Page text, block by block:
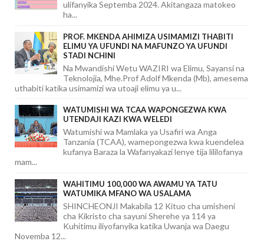
ulifanyika Septemba 2024. Akitangaza matokeo
ha...
PROF. MKENDA AHIMIZA USIMAMIZI THABITI
ELIMU YA UFUNDI NA MAFUNZO YA UFUNDI
STADI NCHINI
Na Mwandishi Wetu WAZIRI wa Elimu, Sayansi na
Teknolojia, Mhe.Prof Adolf Mkenda (Mb), amesema
uthabiti katika usimamizi wa utoaji elimu ya u...
WATUMISHI WA TCAA WAPONGEZWA KWA
UTENDAJI KAZI KWA WELEDI
Watumishi wa Mamlaka ya Usafiri wa Anga
Tanzania (TCAA), wamepongezwa kwa kuendelea
kufanya Baraza la Wafanyakazi lenye tija lililofanya
mam...
WAHITIMU 100,000 WA AWAMU YA TATU
WATUMIKA MFANO WA USALAMA
SHINCHEONJI Makabila 12 Kituo cha umisheni
cha Kikristo cha sayuni Sherehe ya 114 ya
Kuhitimu iliyofanyika katika Uwanja wa Daegu
Novemba 12...